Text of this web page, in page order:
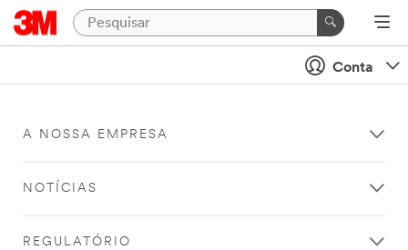
Conta
A NOSSA EMPRESA
NOTÍCIAS
REGULATÓRIO